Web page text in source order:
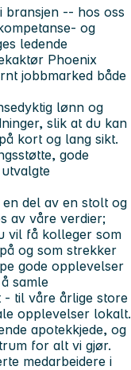
bransjen -- hos oss
og
ledende
Phoenix
jobbmarked både
lønn og
slik at du kan
kort og lang sikt.
gode
del av en stolt og
av våre verdier;
vil få kolleger som
og som strekker
gode opplevelser
samle
- til våre årlige store
opplevelser lokalt.
apotekkjede, og
for alt vi gjør.
medarbeidere i